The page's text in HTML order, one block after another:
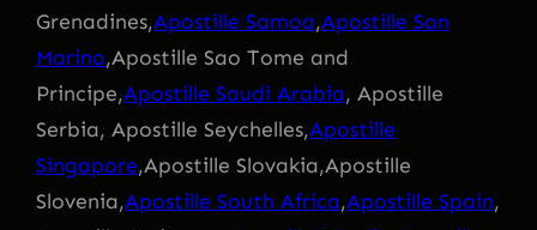
Grenadines,Apostille Samoa,Apostille San
Marino,Apostille Sao Tome and
Principe,Apostille Saudi Arabia, Apostille
Serbia, Apostille Seychelles,Apostille
Singapore,Apostille Slovakia,Apostille
Slovenia,Apostille South Africa,Apostille Spain,